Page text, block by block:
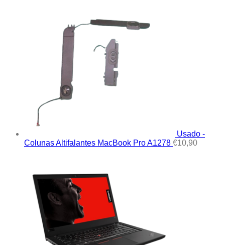
Usado -
Colunas Altifalantes MacBook Pro A1278 €10,90